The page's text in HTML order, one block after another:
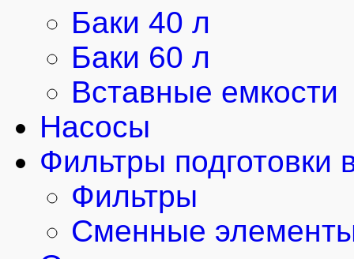
Баки 40 л
Баки 60 л
Вставные емкости
Насосы
Фильтры подготовки
Фильтры
Сменные